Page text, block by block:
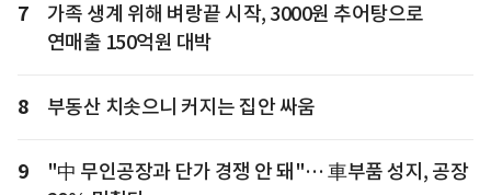
7
가족 생계 위해 벼랑끝 시작, 3000원 추어탕으로
연매출 150억원 대박
8 부동산 치솟으니 커지는 집안 싸움
9
"中 무인공장과 단가 경쟁 안 돼"… 車부품 성지, 공장